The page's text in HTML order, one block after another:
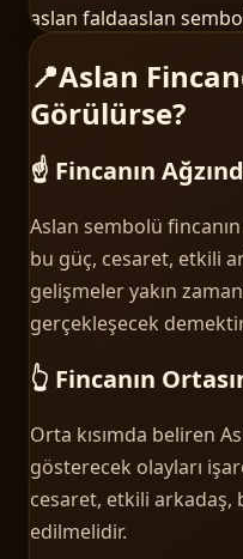
aslan faldaaslan
📍Aslan
Görülürse?
☝️ Fincanın
Aslan sembolü
bu güç, cesaret, etkili
gelişmeler yakın
gerçekleşecek
👆 Fincanın
Orta kısımda beliren
gösterecek olayları
cesaret, etkili arkadaş,
edilmelidir.